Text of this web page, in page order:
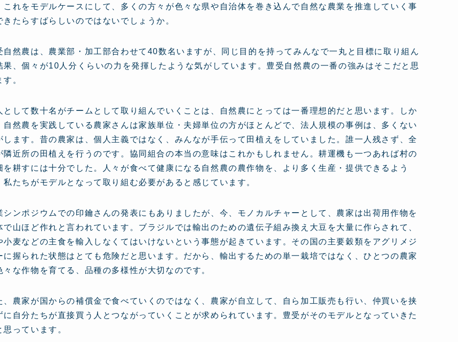
これをモデルケースにして、多くの方々が色々な県や自治体を巻き込んで自然な農業を推進していく事
きたらすばらしいのではないでしょうか。
自然農は、農業部・加工部合わせて40数名いますが、同じ目的を持ってみんなで一丸と目標に取り組ん
果、個々が10人分くらいの力を発揮したような気がしています。豊受自然農の一番の強みはそこだと思
。
として数十名がチームとして取り組んでいくことは、自然農にとっては一番理想的だと思います。しか
自然農を実践している農家さんは家族単位・夫婦単位の方がほとんどで、法人規模の事例は、多くない
します。昔の農家は、個人主義ではなく、みんなが手伝って田植えをしていました。誰一人残さず、全
隣近所の田植えを行うのです。協同組合の本当の意味はこれかもしれません。耕運機も一つあれば村の
を耕すには十分でした。人々が食べて健康になる自然農の農作物を、より多く生産・提供できるよう
私たちがモデルとなって取り組む必要があると感じています。
シンポジウムでの印鑰さんの発表にもありましたが、今、モノカルチャーとして、農家は出荷用作物を
で山ほど作れと言われています。ブラジルでは輸出のための遺伝子組み換え大豆を大量に作らされて、
小麦などの主食を輸入しなくてはいけないという事態が起きています。その国の主要穀類をアグリメジ
に握られた状態はとても危険だと思います。だから、輸出するための単一栽培ではなく、ひとつの農家
々な作物を育てる、品種の多様性が大切なのです。
、農家が国からの補償金で食べていくのではなく、農家が自立して、自ら加工販売も行い、仲買いを挟
に自分たちが直接買う人とつながっていくことが求められています。豊受がそのモデルとなっていきた
思っています。